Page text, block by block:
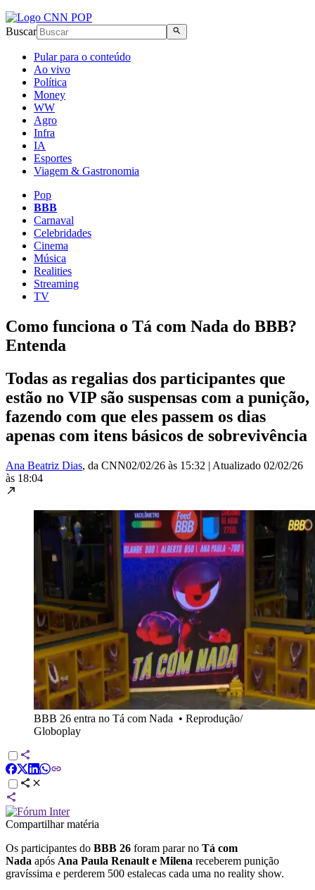
Buscar
Pular para o conteúdo
Ao vivo
Política
Money
WW
Agro
Infra
IA
Esportes
Viagem & Gastronomia
Pop
BBB
Carnaval
Celebridades
Cinema
Música
Realities
Streaming
TV
Como funciona o Tá com Nada do BBB?
Entenda
Todas as regalias dos participantes que
estão no VIP são suspensas com a punição,
fazendo com que eles passem os dias
apenas com itens básicos de sobrevivência
Ana Beatriz Dias, da CNN02/02/26 às 15:32 | Atualizado 02/02/26
às 18:04
BBB 26 entra no Tá com Nada • Reprodução/
Globoplay
Compartilhar matéria
Os participantes do BBB 26 foram parar no Tá com
Nada após Ana Paula Renault e Milena receberem punição
gravíssima e perderem 500 estalecas cada uma no reality show.